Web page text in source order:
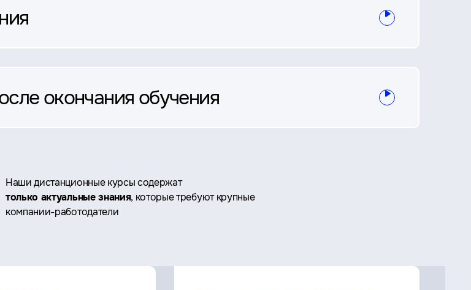
окончания обучения
Наши дистанционные курсы содержат
только актуальные знания, которые требуют крупные
компании-работодатели